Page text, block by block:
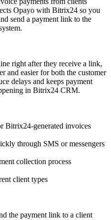
Opayo with Bitrix24 so you
send a payment link to the
right after they receive a link,
and easier for both the customer
delays and keeps payment
in Bitrix24 CRM.
Bitrix24-generated invoices
through SMS or messengers
collection process
client types
the payment link to a client